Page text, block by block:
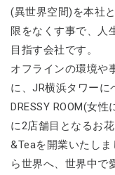
(異世界空間)を本社
限をなくす事で、人
目指す会社です。
オフラインの環境や
に、JR横浜タワーに
DRESSY ROOM(女
に2店舗目となるお
&Teaを開業いたし
ら世界へ、世界中で